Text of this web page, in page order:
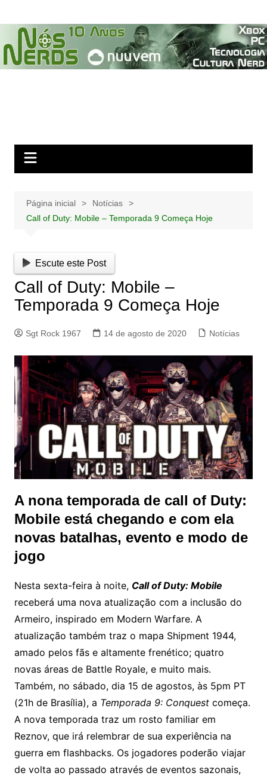
para
conteúdo
Página inicial
Notícias
Call of Duty: Mobile – Temporada 9 Começa Hoje
Escute este Post
Call of Duty: Mobile –
Temporada 9 Começa Hoje
Sgt Rock 1967 14 de agosto de 2020 Notícias
A nona temporada de call of Duty:
Mobile está chegando e com ela
novas batalhas, evento e modo de
jogo
Nesta sexta-feira à noite, Call of Duty: Mobile
receberá uma nova atualização com a inclusão do
Armeiro, inspirado em Modern Warfare. A
atualização também traz o mapa Shipment 1944,
amado pelos fãs e altamente frenético; quatro
novas áreas de Battle Royale, e muito mais.
Também, no sábado, dia 15 de agostos, às 5pm PT
(21h de Brasília), a Temporada 9: Conquestcomeça.
A nova temporada traz um rosto familiar em
Reznov, que irá relembrar de sua experiência na
guerra em flashbacks. Os jogadores poderão viajar
de volta ao passado através de eventos sazonais,